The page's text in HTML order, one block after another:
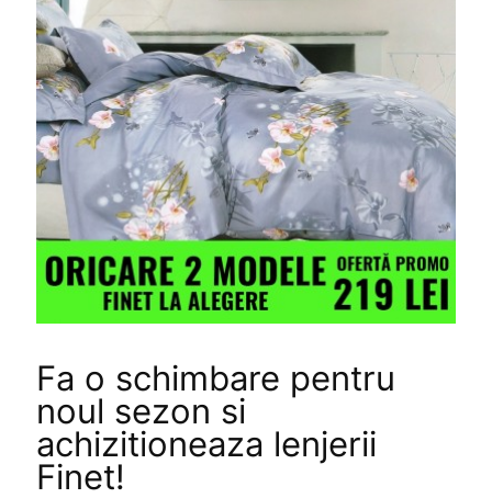
Fa o schimbare pentru
noul sezon si
achizitioneaza lenjerii
Finet!